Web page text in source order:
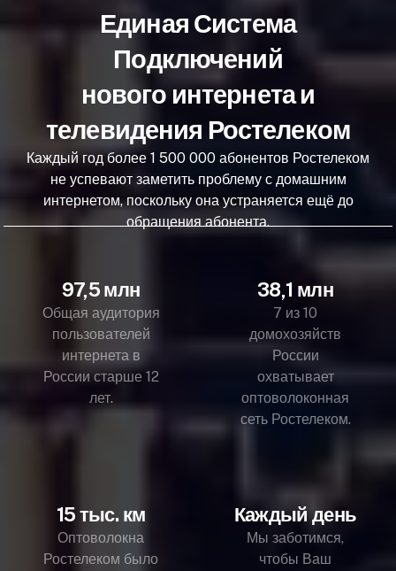
Единая Система
Подключений
нового интернета и
телевидения Ростелеком
Каждый год более 1 500 000 абонентов Ростелеком
не успевают заметить проблему с домашним
интернетом, поскольку она устраняется ещё до
обращения абонента.
97,5 млн
Общая аудитория
пользователей
интернета в
России старше 12
лет.
38,1 млн
7 из 10
домохозяйств
России
охватывает
оптоволоконная
сеть Ростелеком.
15 тыс. км
Оптоволокна
Ростелеком было
Каждый день
Мы заботимся,
чтобы Ваш